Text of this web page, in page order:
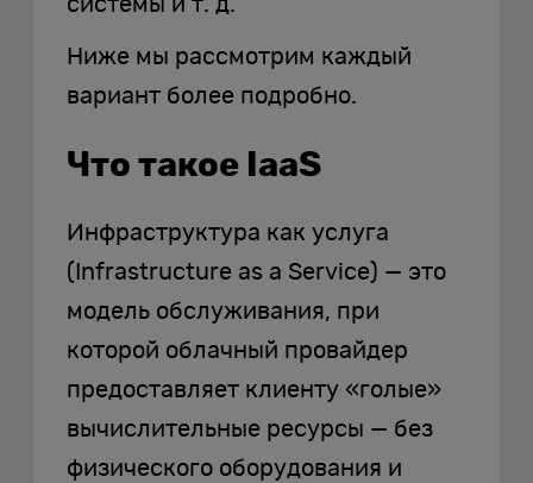
системы и т. д.
Ниже мы рассмотрим каждый
вариант более подробно.
Что такое IaaS
Инфраструктура как услуга
(Infrastructure as a Service) — это
модель обслуживания, при
которой облачный провайдер
предоставляет клиенту «голые»
вычислительные ресурсы — без
физического оборудования и